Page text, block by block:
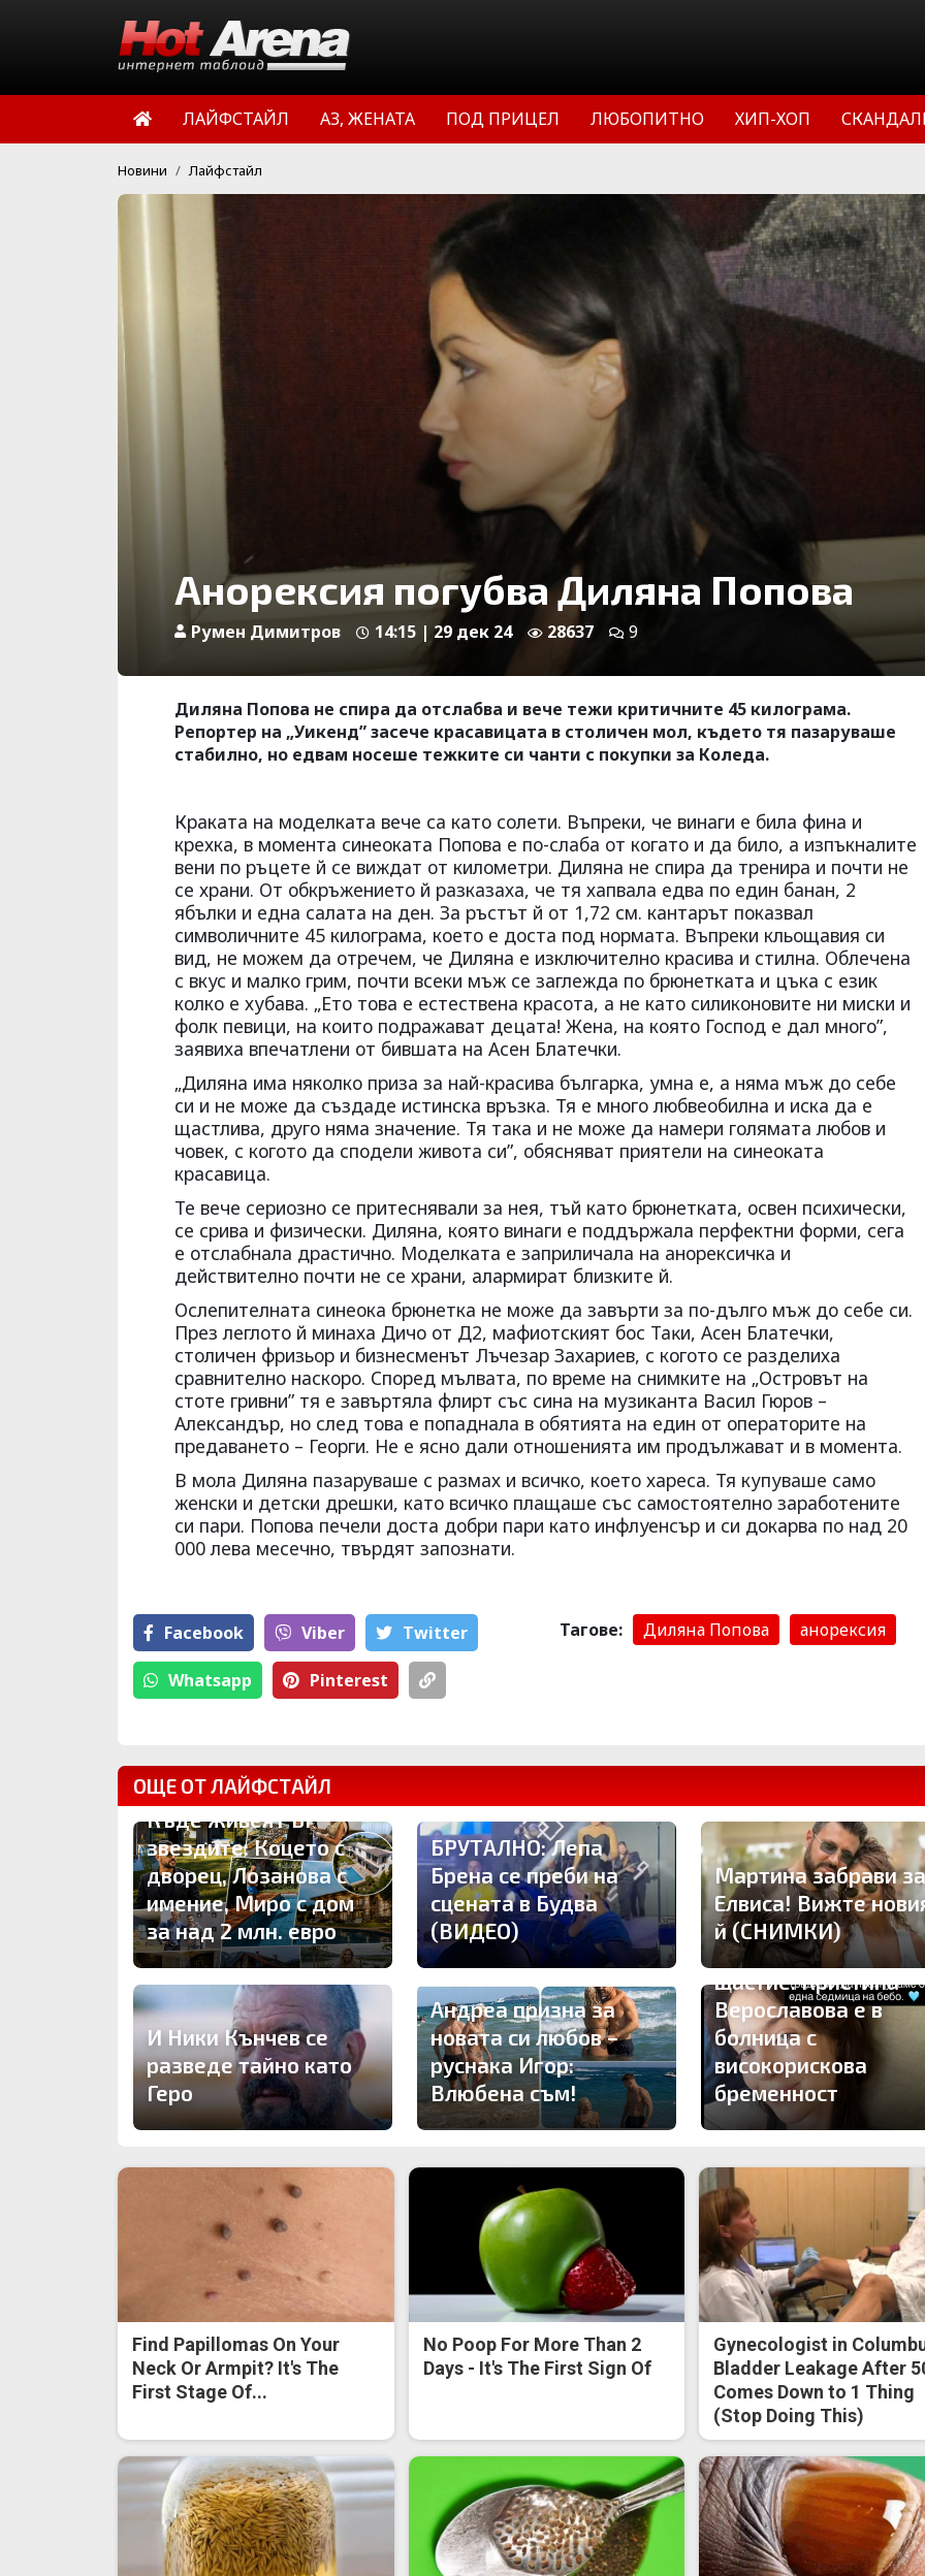
ЛАЙФСТАЙЛ АЗ, ЖЕНАТА ПОД ПРИЦЕЛ ЛЮБОПИТНО ХИП-ХОП
Новини Лайфстайл
Анорексия погубва Диляна Попова
Румен Димитров 14:15 | 29 дек 24 28637 9
Диляна Попова не спира да отслабва и вече тежи критичните 45 килограма.
Репортер на „Уикенд” засече красавицата в столичен мол, където тя пазаруваше
стабилно, но едвам носеше тежките си чанти с покупки за Коледа.
Краката на моделката вече са като солети. Въпреки, че винаги е била фина и
крехка, в момента синеоката Попова е по-слаба от когато и да било, а изпъкналите
вени по ръцете й се виждат от километри. Диляна не спира да тренира и почти не
се храни. От обкръжението й разказаха, че тя хапвала едва по един банан, 2
ябълки и една салата на ден. За ръстът й от 1,72 см. кантарът показвал
символичните 45 килограма, което е доста под нормата. Въпреки кльощавия си
вид, не можем да отречем, че Диляна е изключително красива и стилна. Облечена
с вкус и малко грим, почти всеки мъж се заглежда по брюнетката и цъка с език
колко е хубава. „Ето това е естествена красота, а не като силиконовите ни миски и
фолк певици, на които подражават децата! Жена, на която Господ е дал много”,
заявиха впечатлени от бившата на Асен Блатечки.
„Диляна има няколко приза за най-красива българка, умна е, а няма мъж до себе
си и не може да създаде истинска връзка. Тя е много любвеобилна и иска да е
щастлива, друго няма значение. Тя така и не може да намери голямата любов и
човек, с когото да сподели живота си”, обясняват приятели на синеоката
красавица.
Те вече сериозно се притеснявали за нея, тъй като брюнетката, освен психически,
се срива и физически. Диляна, която винаги е поддържала перфектни форми, сега
е отслабнала драстично. Моделката е заприличала на анорексичка и
действително почти не се храни, алармират близките й.
Ослепителната синеока брюнетка не може да завърти за по-дълго мъж до себе си.
През леглото й минаха Дичо от Д2, мафиотският бос Taĸи, Aceн Блaтeчĸи,
столичен фризьор и бизнесменът Лъчезар Захариев, с когото се разделиха
сравнително наскоро. Според мълвата, по време на снимките на „Островът на
стоте гривни” тя е завъртяла флирт със сина на музиканта Васил Гюров –
Александър, но след това е попаднала в обятията на един от операторите на
предаването – Георги. Не е ясно дали отношенията им продължават и в момента.
В мола Диляна пазаруваше с размах и всичко, което хареса. Тя купуваше само
женски и детски дрешки, като всичко плащаше със самостоятелно заработените
си пари. Попова печели доста добри пари като инфлуенсър и си докарва по над 20
000 лева месечно, твърдят запознати.
Facebook Viber Тwitter
Whatsapp Pinterest
Тагове: Диляна Попова анорексия
ОЩЕ ОТ ЛАЙФСТАЙЛ
Къде живеят БГ
звездите: Коцето с
дворец, Лозанова с
имение, Миро с дом
за над 2 млн. евро
БРУТАЛНО: Лепа
Брена се преби на
сцената в Будва
(ВИДЕО)
Мартина забрави за
Елвиса! Вижте
й (СНИМКИ)
И Ники Кънчев се
разведе тайно като
Геро
Андреа призна за
новата си любов –
руснака Игор:
Влюбена съм!
Драма вместо
щастие: Кристина
Верославова е в
болница с
високорискова
бременност
Find Papillomas On Your
Neck Or Armpit? It's The
First Stage Of...
No Poop For More Than 2
Days - It's The First Sign Of
Gynecologist in
Bladder Leakage After
Comes Down to 1 Thing
(Stop Doing This)